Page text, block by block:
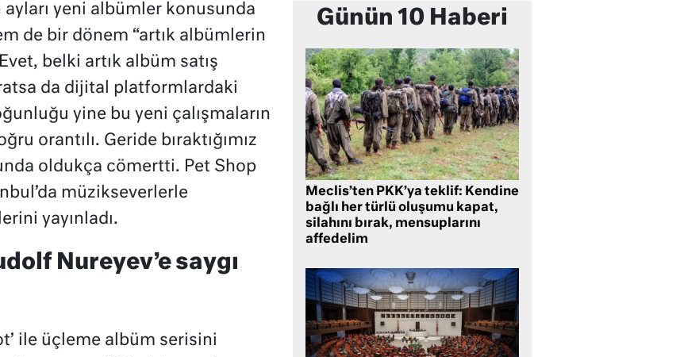
yeni albümler konusunda
de bir dönem “artık albümlerin
belki artık albüm satış
da dijital platformlardaki
yine bu yeni çalışmaların
orantılı. Geride bıraktığımız
oldukça cömertti. Pet Shop
müzikseverlerle
yayınladı.
Nureyev’e saygı
ile üçleme albüm serisini
Günün 10 Haberi
Meclis’ten PKK’ya teklif: Kendine
bağlı her türlü oluşumu kapat,
silahını bırak, mensuplarını
affedelim